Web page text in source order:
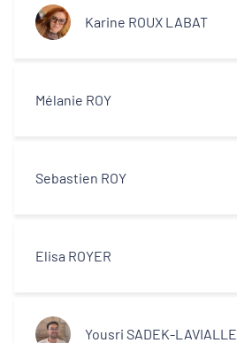
Karine ROUX LABAT
Mélanie ROY
Sebastien ROY
Elisa ROYER
Yousri SADEK-LAVIALLE